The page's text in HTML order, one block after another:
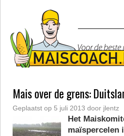
Mais over de grens:
Geplaatst op 5 juli 2013 door jlentz
Het
maïspercelen